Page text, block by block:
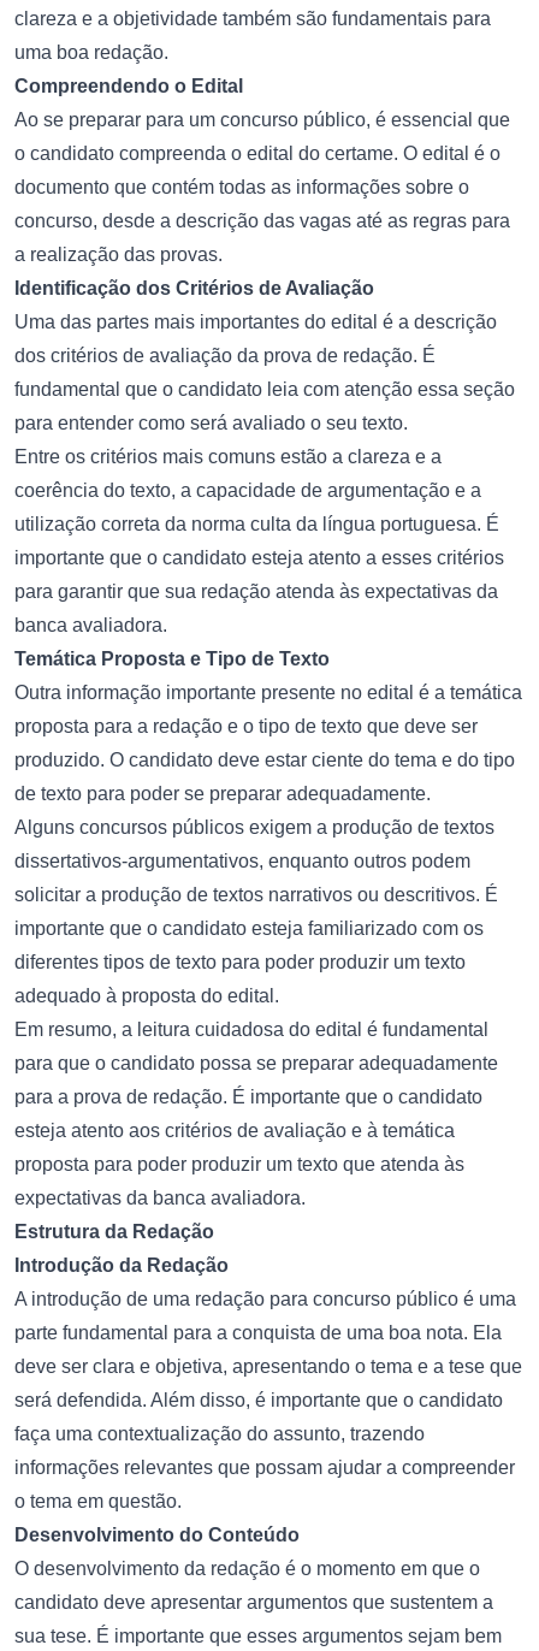
clareza e a objetividade também são fundamentais para
uma boa redação.
Compreendendo o Edital
Ao se preparar para um concurso público, é essencial que
o candidato compreenda o edital do certame. O edital é o
documento que contém todas as informações sobre o
concurso, desde a descrição das vagas até as regras para
a realização das provas.
Identificação dos Critérios de Avaliação
Uma das partes mais importantes do edital é a descrição
dos critérios de avaliação da prova de redação. É
fundamental que o candidato leia com atenção essa seção
para entender como será avaliado o seu texto.
Entre os critérios mais comuns estão a clareza e a
coerência do texto, a capacidade de argumentação e a
utilização correta da norma culta da língua portuguesa. É
importante que o candidato esteja atento a esses critérios
para garantir que sua redação atenda às expectativas da
banca avaliadora.
Temática Proposta e Tipo de Texto
Outra informação importante presente no edital é a temática
proposta para a redação e o tipo de texto que deve ser
produzido. O candidato deve estar ciente do tema e do tipo
de texto para poder se preparar adequadamente.
Alguns concursos públicos exigem a produção de textos
dissertativos-argumentativos, enquanto outros podem
solicitar a produção de textos narrativos ou descritivos. É
importante que o candidato esteja familiarizado com os
diferentes tipos de texto para poder produzir um texto
adequado à proposta do edital.
Em resumo, a leitura cuidadosa do edital é fundamental
para que o candidato possa se preparar adequadamente
para a prova de redação. É importante que o candidato
esteja atento aos critérios de avaliação e à temática
proposta para poder produzir um texto que atenda às
expectativas da banca avaliadora.
Estrutura da Redação
Introdução da Redação
A introdução de uma redação para concurso público é uma
parte fundamental para a conquista de uma boa nota. Ela
deve ser clara e objetiva, apresentando o tema e a tese que
será defendida. Além disso, é importante que o candidato
faça uma contextualização do assunto, trazendo
informações relevantes que possam ajudar a compreender
o tema em questão.
Desenvolvimento do Conteúdo
O desenvolvimento da redação é o momento em que o
candidato deve apresentar argumentos que sustentem a
sua tese. É importante que esses argumentos sejam bem